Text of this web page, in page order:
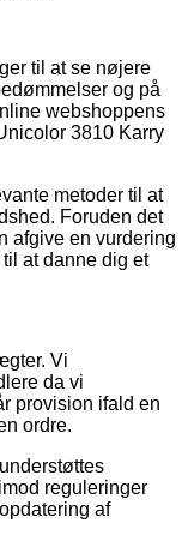
til at se nøjere
og på
webshoppens
3810 Karry
metoder til at
Foruden det
afgive en vurdering
at danne dig et
Vi
da vi
provision ifald en
ordre.
reguleringer
af